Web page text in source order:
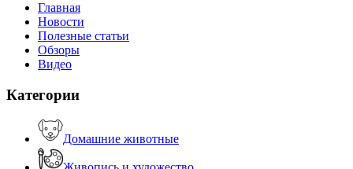
Главная
Новости
Полезные статьи
Обзоры
Видео
Категории
Домашние животные